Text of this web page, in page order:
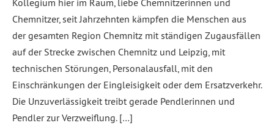
Chemnitzer, seit Jahrzehnten kämpfen die Menschen aus
der gesamten Region Chemnitz mit ständigen Zugausfällen
auf der Strecke zwischen Chemnitz und Leipzig, mit
technischen Störungen, Personalausfall, mit den
Einschränkungen der Eingleisigkeit oder dem Ersatzverkehr.
Die Unzuverlässigkeit treibt gerade Pendlerinnen und
Pendler zur Verzweiflung. […]